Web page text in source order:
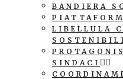
BANDIERA
LIBELLULA
SOSTENIBILI
SINDACI